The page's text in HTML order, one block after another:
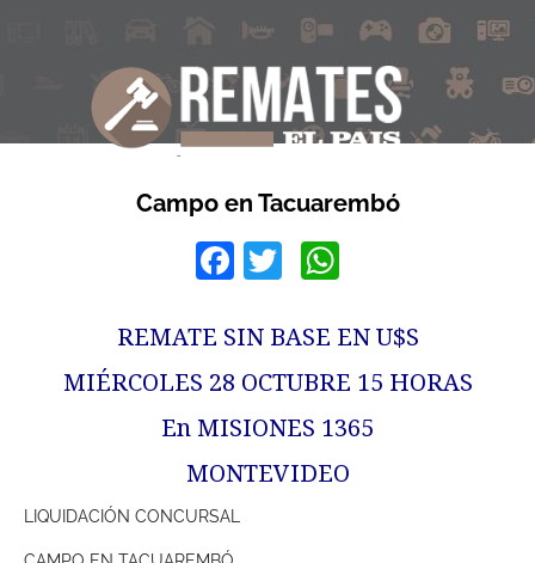
Campo en Tacuarembó
Facebook
Twitter
REMATE SIN BASE EN U$S
MIÉRCOLES 28 OCTUBRE 15 HORAS
En MISIONES 1365
MONTEVIDEO
LIQUIDACIÓN CONCURSAL